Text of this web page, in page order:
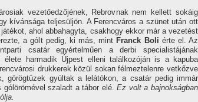
vezetőedzőjének, Rebrovnak nem kellett sokáig
kívánsága teljesüljön. A Ferencváros a szünet után ott
ahol abbahagyta, csakhogy ekkor már a vezetést
a gólt pedig, ki más, mint Franck Boli érte el. Az
csatár egyértelműen a derbi specialistájának
élete harmadik Újpest elleni találkozóján is a kapuba
drukkerek közül sokan félmeztelenre vetkőzve
görögtüzek gyúltak a lelátókon, a csatár pedig immár
gólörömével szaladt a tábor elé. Ez volt a bajnokságban